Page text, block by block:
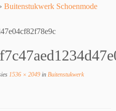
Buitenstukwerk Schoenmode
1536 × 2049 in Buitenstukwerk